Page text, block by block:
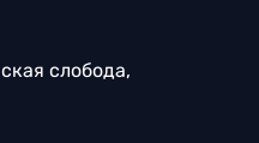
слобода,